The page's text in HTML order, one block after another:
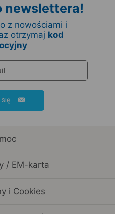
newslettera!
z nowościami i
otrzymaj kod
/ EM-karta
i Cookies